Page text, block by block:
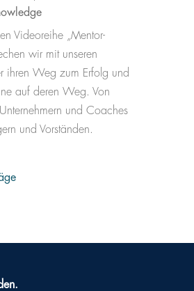
Videoreihe „Mentor-
wir mit unseren
ihren Weg zum Erfolg und
auf deren Weg. Von
und Coaches
und Vorständen.